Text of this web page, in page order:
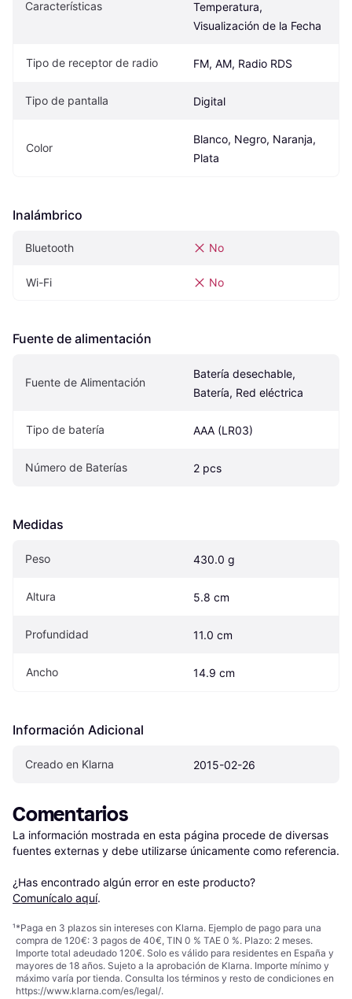
Características
Temperatura,
Visualización de la Fecha
Tipo de receptor de radio FM, AM, Radio RDS
Tipo de pantalla Digital
Color
Blanco, Negro, Naranja,
Plata
Inalámbrico
Bluetooth No
Wi-Fi No
Fuente de alimentación
Fuente de Alimentación
Batería desechable,
Batería, Red eléctrica
Tipo de batería AAA (LR03)
Número de Baterías 2 pcs
Medidas
Peso 430.0 g
Altura 5.8 cm
Profundidad 11.0 cm
Ancho 14.9 cm
Información Adicional
Creado en Klarna 2015-02-26
Comentarios
La información mostrada en esta página procede de diversas
fuentes externas y debe utilizarse únicamente como referencia.
¿Has encontrado algún error en este producto?
Comunícalo aquí.
¹*Paga en 3 plazos sin intereses con Klarna. Ejemplo de pago para una
compra de 120€: 3 pagos de 40€, TIN 0 % TAE 0 %. Plazo: 2 meses.
Importe total adeudado 120€. Solo es válido para residentes en España y
mayores de 18 años. Sujeto a la aprobación de Klarna. Importe mínimo y
máximo varía por tienda. Consulta los términos y resto de condiciones en
https://www.klarna.com/es/legal/.